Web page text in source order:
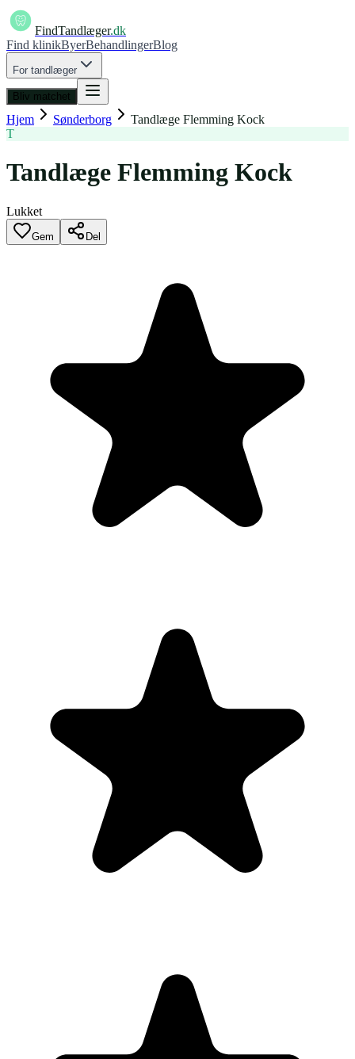
FindTandlæger.dk
Find klinikByerBehandlingerBlog
For tandlæger
Bliv matchet
Hjem Sønderborg
Tandlæge Flemming Kock
T
Tandlæge Flemming Kock
Lukket
Gem Del